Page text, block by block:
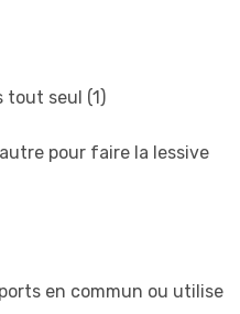
tout seul (1)
pour faire la lessive
en commun ou utilise